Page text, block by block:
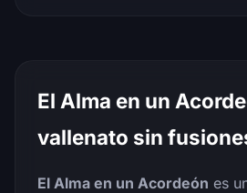
El Alma en un
vallenato sin
El Alma en un Acordeón es